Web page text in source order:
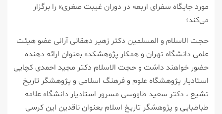
مورد جایگاه سفرای اربعه در دوران غیبت صغری» را برگزار
می‌کند؛
حجت الاسلام و المسلمین دکتر زهیر دهقانی آرانی عضو هیئت
علمی دانشگاه تهران و همکار پژوهشکده بعنوان ارائه دهنده
حضور خواهند داشت و حجت الاسلام دکتر مجید احمدی کچایی
استادیار پژوهشگاه علوم و فرهنگ اسلامی و پژوهشگر تاریخ
تشیع ، دکتر سعید طاووسی مسرور استادیار دانشگاه علامه
طباطبایی و پژوهشگر تاریخ اسلام بعنوان ناقدین این کرسی